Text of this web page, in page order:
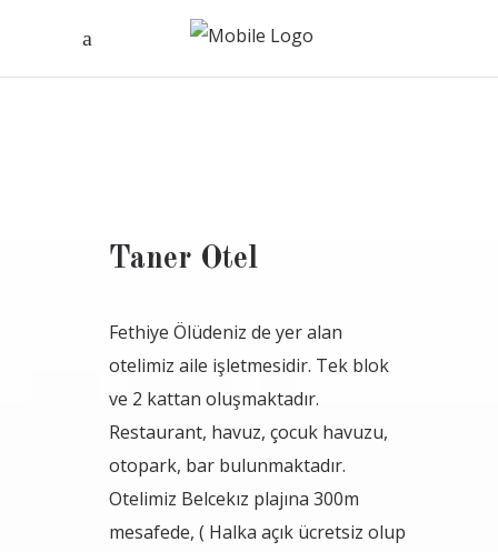
Taner Otel
Fethiye Ölüdeniz de yer alan
otelimiz aile işletmesidir. Tek blok
ve 2 kattan oluşmaktadır.
Restaurant, havuz, çocuk havuzu,
otopark, bar bulunmaktadır.
Otelimiz Belcekız plajına 300m
mesafede, ( Halka açık ücretsiz olup